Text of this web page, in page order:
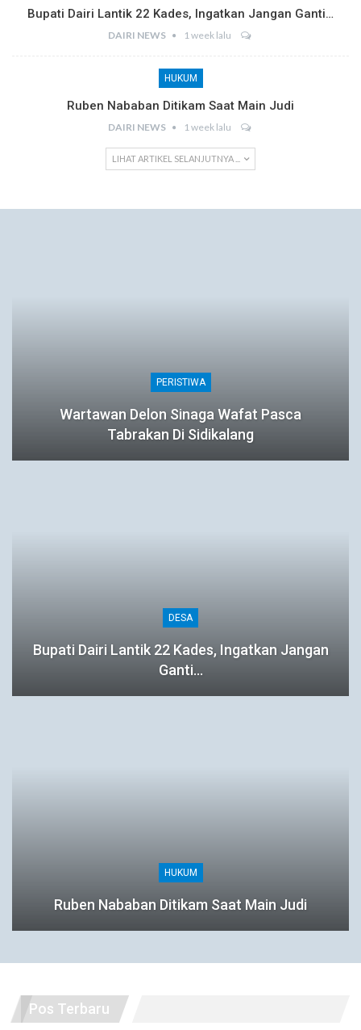
Bupati Dairi Lantik 22 Kades, Ingatkan Jangan Ganti…
DAIRI NEWS 1 week lalu
HUKUM
Ruben Nababan Ditikam Saat Main Judi
DAIRI NEWS 1 week lalu
LIHAT ARTIKEL SELANJUTNYA ...
PERISTIWA
Wartawan Delon Sinaga Wafat Pasca
Tabrakan Di Sidikalang
DESA
Bupati Dairi Lantik 22 Kades, Ingatkan Jangan
Ganti…
HUKUM
Ruben Nababan Ditikam Saat Main Judi
Pos Terbaru